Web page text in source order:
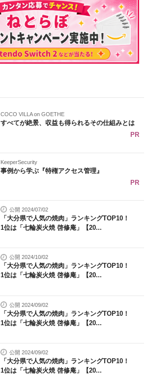
COCO VILLA on GOETHE
すべてが絶景、収益も得られるその仕組みとは
PR
KeeperSecurity
事例から学ぶ『特権アクセス管理』
PR
公開 2024/07/02
「大分県で人気の焼肉」ランキングTOP10！
1位は「七輪炭火焼 啓修庵」【20...
公開 2024/10/02
「大分県で人気の焼肉」ランキングTOP10！
1位は「七輪炭火焼 啓修庵」【20...
公開 2024/09/02
「大分県で人気の焼肉」ランキングTOP10！
1位は「七輪炭火焼 啓修庵」【20...
公開 2024/09/02
「大分県で人気の焼肉」ランキングTOP10！
1位は「七輪炭火焼 啓修庵」【20...